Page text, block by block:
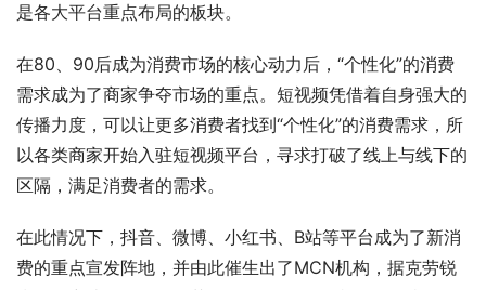
是各大平台重点布局的板块。
在80、90后成为消费市场的核心动力后，“个性化”的消费
需求成为了商家争夺市场的重点。短视频凭借着自身强大的
传播力度，可以让更多消费者找到“个性化”的消费需求，所
以各类商家开始入驻短视频平台，寻求打破了线上与线下的
区隔，满足消费者的需求。
在此情况下，抖音、微博、小红书、B站等平台成为了新消
费的重点宣发阵地，并由此催生出了MCN机构，据克劳锐